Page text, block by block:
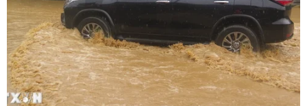
Tây Ninh: Tạo điều kiện hình thành
doanh nghiệp công nghệ chiến lược
06/08/2026 04:45